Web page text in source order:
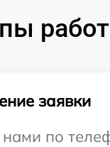
заявки
по